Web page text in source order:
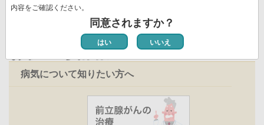
お役立ち情報
病気について知りたい方へ
内容をご確認ください。
同意されますか？
はい いいえ